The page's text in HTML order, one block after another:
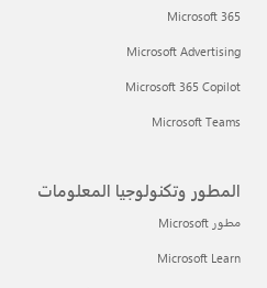
Microsoft 365
Microsoft Advertising
Microsoft 365 Copilot
Microsoft Teams
المطور وتكنولوجيا المعلومات
مطور Microsoft
Microsoft Learn